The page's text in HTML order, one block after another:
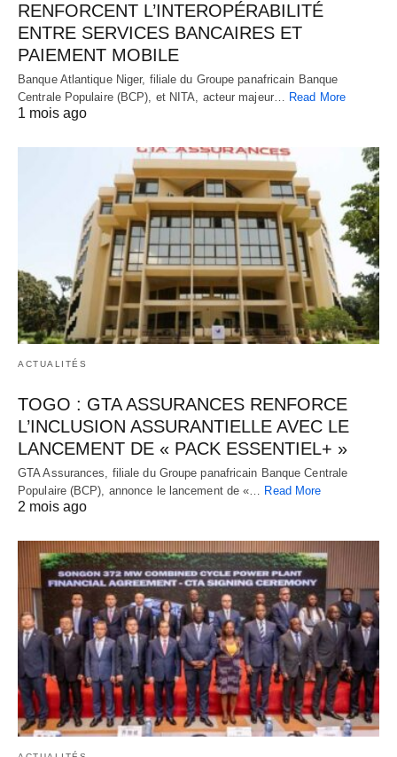
RENFORCENT L’INTEROPÉRABILITÉ
ENTRE SERVICES BANCAIRES ET
PAIEMENT MOBILE
Banque Atlantique Niger, filiale du Groupe panafricain Banque
Centrale Populaire (BCP), et NITA, acteur majeur… Read More
1 mois ago
ACTUALITÉS
TOGO : GTA ASSURANCES RENFORCE
L’INCLUSION ASSURANTIELLE AVEC LE
LANCEMENT DE « PACK ESSENTIEL+ »
GTA Assurances, filiale du Groupe panafricain Banque Centrale
Populaire (BCP), annonce le lancement de «… Read More
2 mois ago